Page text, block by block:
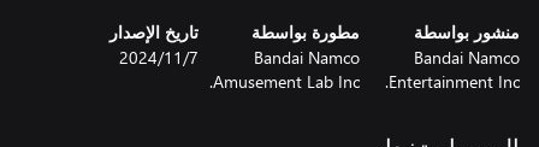
منشور بواسطة
Bandai Namco
Entertainment Inc.
مطورة بواسطة
Bandai Namco
Amusement Lab Inc.
تاريخ الإصدار
7‏/11‏/2024